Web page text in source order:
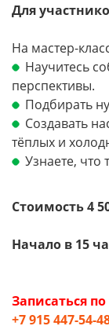
Для
На мастер-
Научитесь
перспективы.
Подбирать
Создавать
тёплых и
Узнаете, что
Стоимость 4
Начало в 15
Записаться
+7 915 447-54-